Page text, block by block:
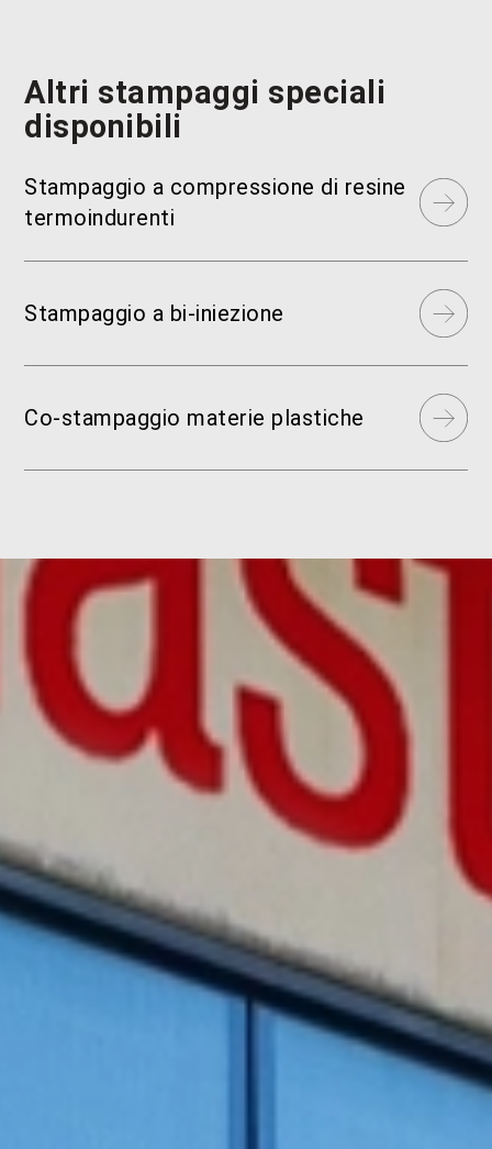
Altri stampaggi speciali
disponibili
Stampaggio a compressione di resine
termoindurenti
Stampaggio a bi‑iniezione
Co‑stampaggio materie plastiche